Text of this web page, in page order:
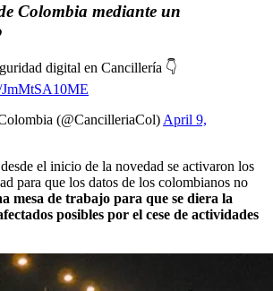
Colombia mediante un
digital en Cancillería 👇
(@CancilleriaCol) April 9,
el inicio de la novedad se activaron los
para que los datos de los colombianos no
mesa de trabajo para que se diera la
posibles por el cese de actividades